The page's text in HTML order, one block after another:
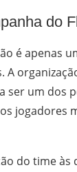
do
é apenas
ser um dos
jogadores
do time